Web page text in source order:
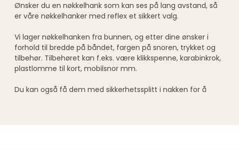
Ønsker du en nøkkelhank som kan ses på lang avstand, så
er våre nøkkelhanker med reflex et sikkert valg.
Vi lager nøkkelhanken fra bunnen, og etter dine ønsker i
forhold til bredde på båndet, fargen på snoren, trykket og
tilbehør. Tilbehøret kan f.eks. være klikkspenne, karabinkrok,
plastlomme til kort, mobilsnor mm.
Du kan også få dem med sikkerhetssplitt i nakken for å